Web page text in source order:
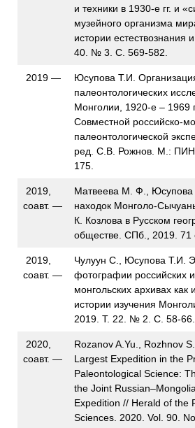
и техники в 1930-е гг. и
музейного организма
истории естествознания
40. № 3. С. 569-582.
2019 —
Юсупова Т.И.
палеонтологических
Монголии, 1920-е – 1969
Совместной российско-
палеонтологической
ред. С.В. Рожнов. М.:
175.
2019,
соавт. —
Матвеева М. Ф., Юсупова
находок Монголо-
К. Козлова в Русском
обществе. СПб., 2019. 71
2019,
соавт. —
Чулуун С., Юсупова Т.И.
фотографии российских
монгольских архивах как
истории изучения
2019. Т. 22. № 2. С. 58-66.
2020,
соавт. —
Rozanov A.Yu., Rozhnov
Largest Expedition in the
Paleontological Science:
the Joint
Expedition // Herald of the
Sciences. 2020. Vol. 90.